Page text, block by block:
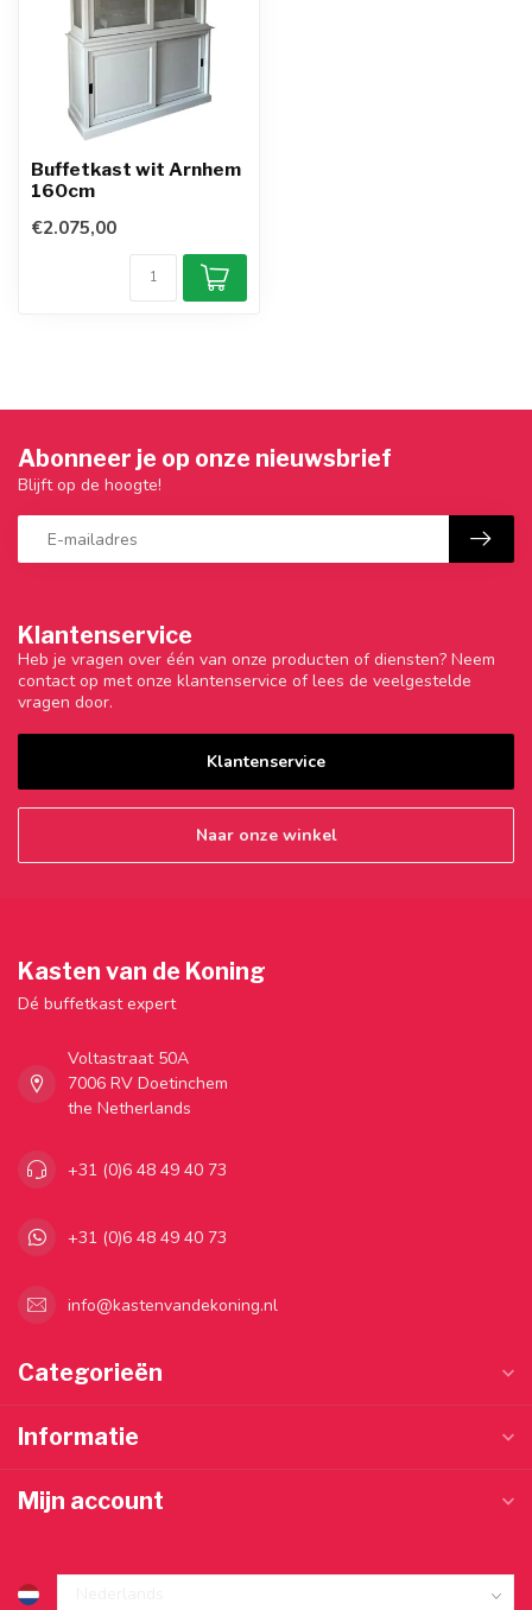
Buffetkast wit Arnhem
160cm
€2.075,00
Klantenservice
Heb je vragen over één van onze producten of diensten? Neem
contact op met onze klantenservice of lees de veelgestelde
vragen door.
Klantenservice
Naar onze winkel
Abonneer je op onze nieuwsbrief
Blijft op de hoogte!
Kasten van de Koning
Dé buffetkast expert
Voltastraat 50A
7006 RV Doetinchem
the Netherlands
+31 (0)6 48 49 40 73
+31 (0)6 48 49 40 73
info@kastenvandekoning.nl
Categorieën
Informatie
Mijn account